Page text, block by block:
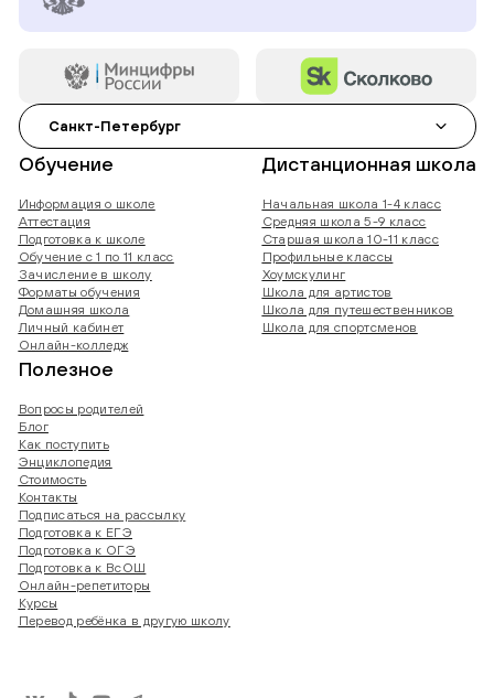
Санкт-Петербург
Обучение
Информация о школе
Аттестация
Подготовка к школе
Обучение с 1 по 11 класс
Зачисление в школу
Форматы обучения
Домашняя школа
Личный кабинет
Онлайн-колледж
Дистанционная школа
Начальная школа 1-4 класс
Средняя школа 5-9 класс
Старшая школа 10-11 класс
Профильные классы
Хоумскулинг
Школа для артистов
Школа для путешественников
Школа для спортсменов
Полезное
Вопросы родителей
Блог
Как поступить
Энциклопедия
Стоимость
Контакты
Подписаться на рассылку
Подготовка к ЕГЭ
Подготовка к ОГЭ
Подготовка к ВсОШ
Онлайн-репетиторы
Курсы
Перевод ребёнка в другую школу